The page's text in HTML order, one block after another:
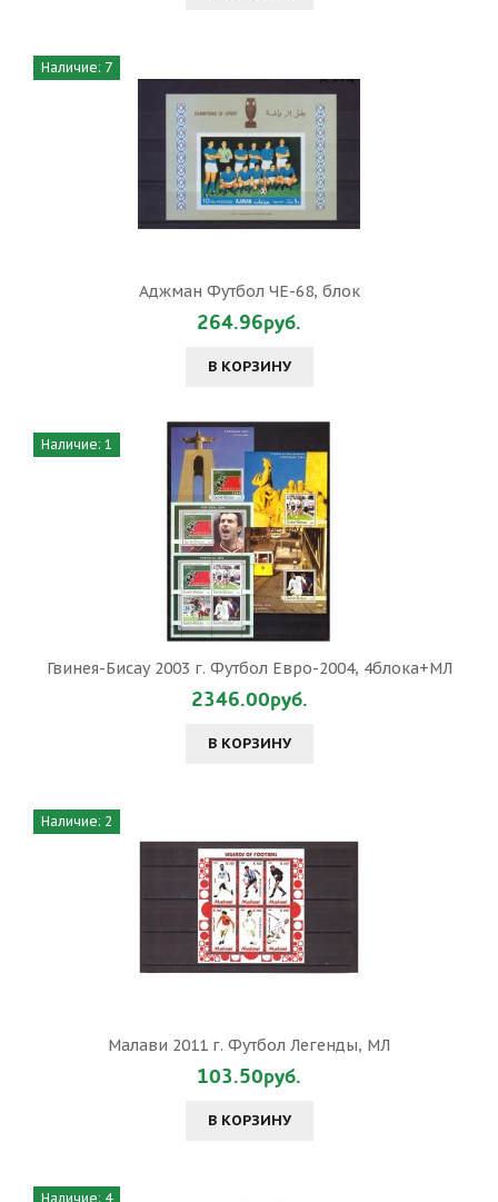
Наличие: 7
Аджман Футбол ЧЕ-68, блок
264.96руб.
В КОРЗИНУ
Наличие: 1
Гвинея-Бисау 2003 г. Футбол Евро-2004, 4блока+МЛ
2346.00руб.
В КОРЗИНУ
Наличие: 2
Малави 2011 г. Футбол Легенды, МЛ
103.50руб.
В КОРЗИНУ
Наличие: 4